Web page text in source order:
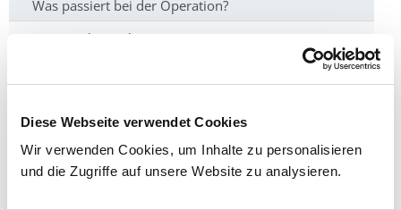
Diese Webseite verwendet Cookies
Wir verwenden Cookies, um Inhalte zu personalisieren
und die Zugriffe auf unsere Website zu analysieren.
Was passiert bei der Operation?
Was ist Chemotherapie?
so lange?
Wie verkürze ich die täglichen Wartezeiten während
der Bestrahlung?